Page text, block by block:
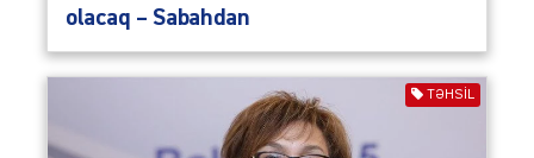
olacaq – Sabahdan
TƏHSIL